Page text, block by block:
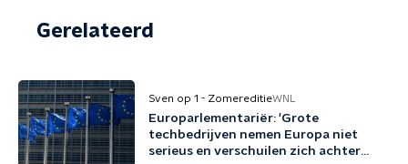
Gerelateerd
Sven op 1 - ZomereditieWNL
Europarlementariër: 'Grote
techbedrijven nemen Europa niet
serieus en verschuilen zich achter